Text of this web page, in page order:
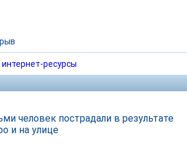
ресурсы
человек пострадали в результате
и на улице